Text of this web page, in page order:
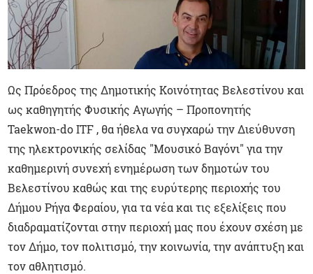
Ως Πρόεδρος της Δημοτικής Kοινότητας Βελεστίνου και
ως καθηγητής Φυσικής Αγωγής – Προπονητής
Taekwon-do ITF , θα ήθελα να συγχαρώ την Διεύθυνση
της ηλεκτρονικής σελίδας "Μουσικό Βαγόνι" για την
καθημερινή συνεχή ενημέρωση των δημοτών του
Βελεστίνου καθώς και της ευρύτερης περιοχής του
Δήμου Ρήγα Φεραίου, για τα νέα και τις εξελίξεις που
διαδραματίζονται στην περιοχή μας που έχουν σχέση με
τον Δήμο, τον πολιτισμό, την κοινωνία, την ανάπτυξη και
τον αθλητισμό.